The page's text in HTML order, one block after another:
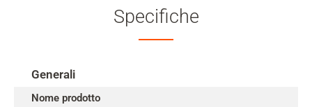
Specifiche
Generali
Nome prodotto